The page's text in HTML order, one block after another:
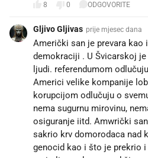
8 0 ODGOVORITE
Gljivo Gljivas prije mjesec dana
Američki san je prevara kao
demokraciji . U Švicarskoj
ljudi. referendumom
Americi velike kompanije
korupcijom odlučuju o
nema sugurnu mirovinu,
osiguranje iitd. Amwrički
sakrio krv domorodaca nad
genocid kao i što je prekrio